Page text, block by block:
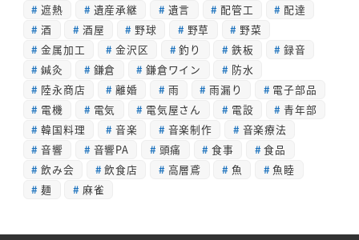
遮熱 遺産承継 遺言 配管工
配達
酒
酒屋 野球 野草
野菜
金属加工
金沢区 釣り 鉄板
録音
鍼灸
鎌倉 鎌倉ワイン
防水
陸永商店
離婚 雨 雨漏り
電子部品
電機
電気 電気屋さん 電設
青年部
韓国料理
音楽 音楽制作
音楽療法
音響
音響PA 頭痛 食事
食品
飲み会
飲食店 高層鳶 魚
魚睦
麺
麻雀